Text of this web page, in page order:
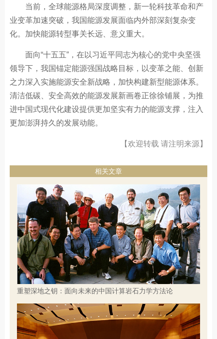
当前，全球能源格局深度调整，新一轮科技革命和产
业变革加速突破，我国能源发展面临内外部深刻复杂变
化。加快能源转型事关长远、意义重大。
面向“十五五”，在以习近平同志为核心的党中央坚强
领导下，我国锚定能源强国战略目标，以变革之能、创新
之力深入实施能源安全新战略，加快构建新型能源体系。
清洁低碳、安全高效的能源发展新画卷正徐徐铺展，为推
进中国式现代化建设提供更加坚实有力的能源支撑，注入
更加澎湃持久的发展动能。
【欢迎转载 请注明来源】
相关文章
重塑深地之钥：面向未来的中国计算岩石力学方法论